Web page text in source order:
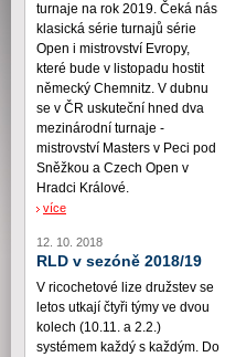
turnaje na rok 2019. Čeká nás
klasická série turnajů série
Open i mistrovství Evropy,
které bude v listopadu hostit
německý Chemnitz. V dubnu
se v ČR uskuteční hned dva
mezinárodní turnaje -
mistrovství Masters v Peci pod
Sněžkou a Czech Open v
Hradci Králové.
více
12. 10. 2018
RLD v sezóně 2018/19
V ricochetové lize družstev se
letos utkají čtyři týmy ve dvou
kolech (10.11. a 2.2.)
systémem každý s každým. Do